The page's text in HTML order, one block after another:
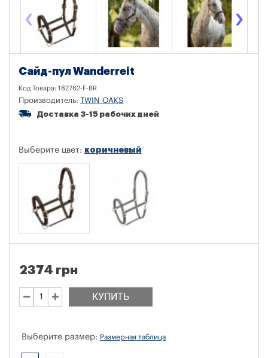
‹ ›
Сайд-пул Wanderreit
Код Товара: 182762-F-BR
Производитель: TWIN OAKS
Доставка 3-15 рабочих дней
Выберите цвет: коричневый
КУПИТЬ
2374 грн
Выберите размер: Размерная таблица